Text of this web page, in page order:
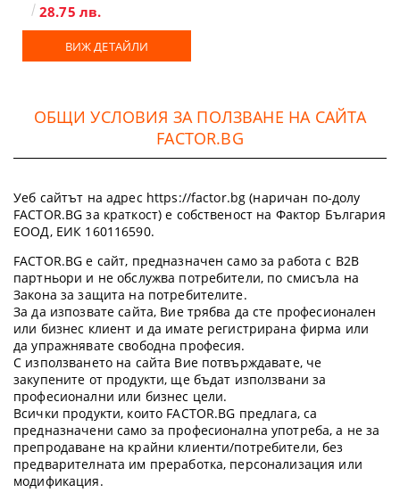
28.75 лв.
ВИЖ ДЕТАЙЛИ
ОБЩИ УСЛОВИЯ ЗА ПОЛЗВАНЕ НА САЙТА
FACTOR.BG
Уеб сайтът на адрес https://factor.bg (наричан по-долу
FACTOR.BG за краткост) е собственост на Фактор България
ЕООД, ЕИК 160116590.
FACTOR.BG е сайт, предназначен само за работа с B2B
партньори и не обслужва потребители, по смисъла на
Закона за защита на потребителите.
За да изпозвате сайта, Вие трябва да сте професионален
или бизнес клиент и да имате регистрирана фирма или
да упражнявате свободна професия.
С използването на сайта Вие потвърждавате, че
закупените от продукти, ще бъдат използвани за
професионални или бизнес цели.
Всички продукти, които FACTOR.BG предлага, са
предназначени само за професионална употреба, а не за
препродаване на крайни клиенти/потребители, без
предварителната им преработка, персонализация или
модификация.